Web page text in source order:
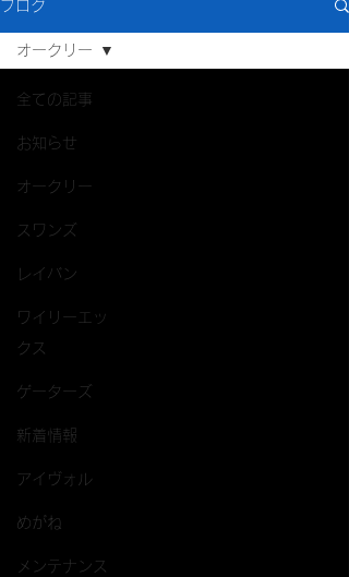
ブログ
全ての記事
お知らせ
オークリー
スワンズ
レイバン
ワイリーエッ
クス
ゲーターズ
新着情報
アイヴォル
めがね
メンテナンス
オークリー